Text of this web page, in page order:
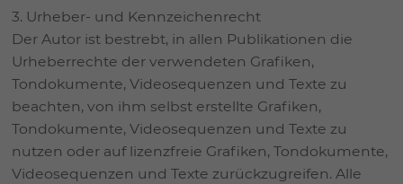
3. Urheber- und Kennzeichenrecht
Der Autor ist bestrebt, in allen Publikationen die
Urheberrechte der verwendeten Grafiken,
Tondokumente, Videosequenzen und Texte zu
beachten, von ihm selbst erstellte Grafiken,
Tondokumente, Videosequenzen und Texte zu
nutzen oder auf lizenzfreie Grafiken, Tondokumente,
Videosequenzen und Texte zurückzugreifen. Alle